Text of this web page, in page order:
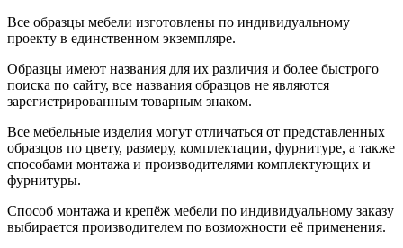
Все образцы мебели изготовлены по индивидуальному
проекту в единственном экземпляре.
Образцы имеют названия для их различия и более быстрого
поиска по сайту, все названия образцов не являются
зарегистрированным товарным знаком.
Все мебельные изделия могут отличаться от представленных
образцов по цвету, размеру, комплектации, фурнитуре, а также
способами монтажа и производителями комплектующих и
фурнитуры.
Способ монтажа и крепёж мебели по индивидуальному заказу
выбирается производителем по возможности её применения.